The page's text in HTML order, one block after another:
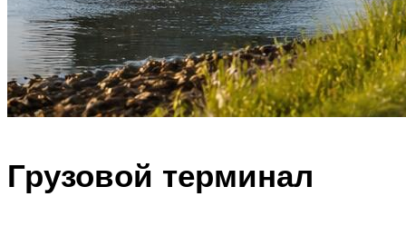
Грузовой терминал